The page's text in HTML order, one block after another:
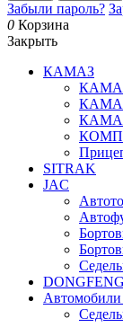
Забыли пароль?
0 Корзина
Закрыть
КАМАЗ
SITRAK
JAC
DONGFENG
Автомобили